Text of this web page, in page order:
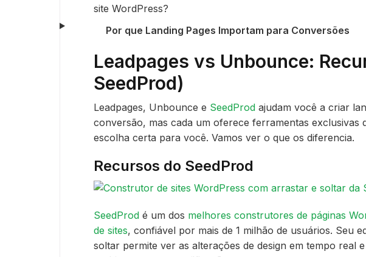
site WordPress?
Por que Landing Pages Importam para Conversões
Leadpages vs Unbounce:
SeedProd)
Leadpages, Unbounce e SeedProd ajudam você a criar
conversão, mas cada um oferece ferramentas exclusivas
escolha certa para você. Vamos ver o que os diferencia.
Recursos do SeedProd
SeedProd é um dos melhores construtores de páginas
de sites, confiável por mais de 1 milhão de usuários. Seu
soltar permite ver as alterações de design em tempo real